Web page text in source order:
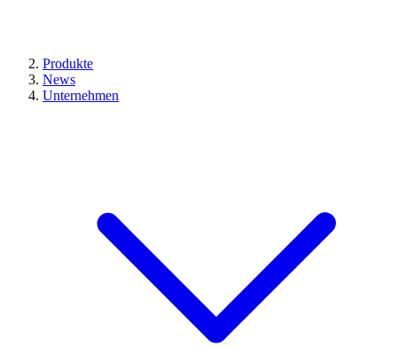
Produkte
News
Unternehmen